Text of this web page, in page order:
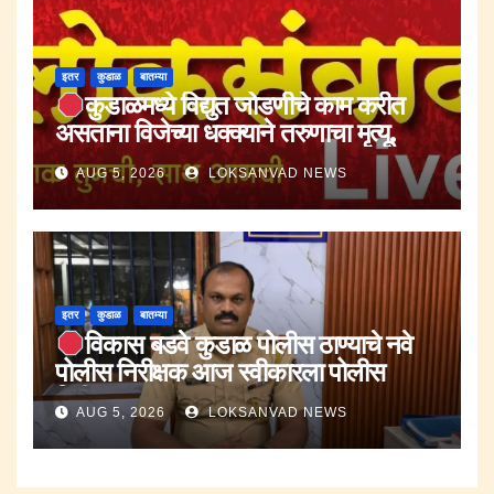
इतर कुडाळ बातम्या
कुडाळमध्ये विद्युत जोडणीचे काम करीत
असताना विजेच्या धक्क्याने तरुणाचा मृत्यू.
AUG 5, 2026 LOKSANVAD NEWS
इतर कुडाळ बातम्या
विकास बडवे कुडाळ पोलीस ठाण्याचे नवे
पोलीस निरीक्षक आज स्वीकारला पोलीस
निरीक्षक पदाचा पदभार..
AUG 5, 2026 LOKSANVAD NEWS